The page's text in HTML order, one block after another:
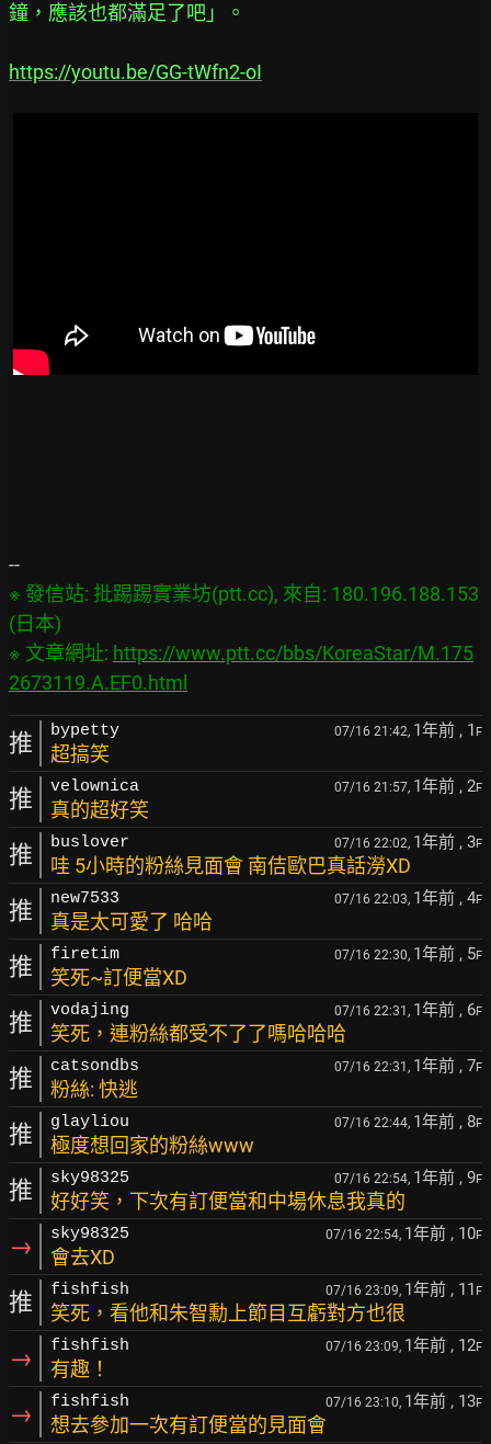
鐘，應該也都滿足了吧」。
https://youtu.be/GG-tWfn2-oI
※ 發信站: 批踢踢實業坊(ptt.cc), 來自: 180.196.188.153
(日本)
※ 文章網址: https://www.ptt.cc/bbs/KoreaStar/M.175
2673119.A.EF0.html
推 bypetty 07/16 21:42, 1年前 , 1 F
超搞笑
推 velownica 07/16 21:57, 1年前 , 2F
真的超好笑
推 buslover 07/16 22:02, 1年前 , 3F
哇 5小時的粉絲見面會 南佶歐巴真話澇XD
推 new7533 07/16 22:03, 1年前 , 4F
真是太可愛了 哈哈
推 firetim 07/16 22:30, 1年前 , 5F
笑死~訂便當XD
推 vodajing 07/16 22:31, 1年前 , 6F
笑死，連粉絲都受不了了嗎哈哈哈
推 catsondbs 07/16 22:31, 1年前 , 7F
粉絲: 快逃
推 glayliou 07/16 22:44, 1年前 , 8F
極度想回家的粉絲www
推 sky98325 07/16 22:54, 1年前 , 9F
好好笑，下次有訂便當和中場休息我真的
→ sky98325 07/16 22:54, 1年前 , 10F
會去XD
推 fishfish 07/16 23:09, 1年前 , 11 F
笑死，看他和朱智勳上節目互虧對方也很
→ fishfish 07/16 23:09, 1年前 , 12F
有趣！
→ fishfish 07/16 23:10, 1年前 , 13F
想去參加一次有訂便當的見面會